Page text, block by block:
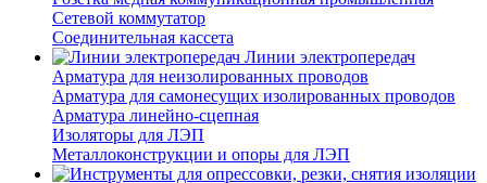
Сетевой коммутатор
Соединительная кассета
Линии электропередач
Арматура для неизолированных проводов
Арматура для самонесущих изолированных проводов
Арматура линейно-сцепная
Изоляторы для ЛЭП
Металлоконструкции и опоры для ЛЭП